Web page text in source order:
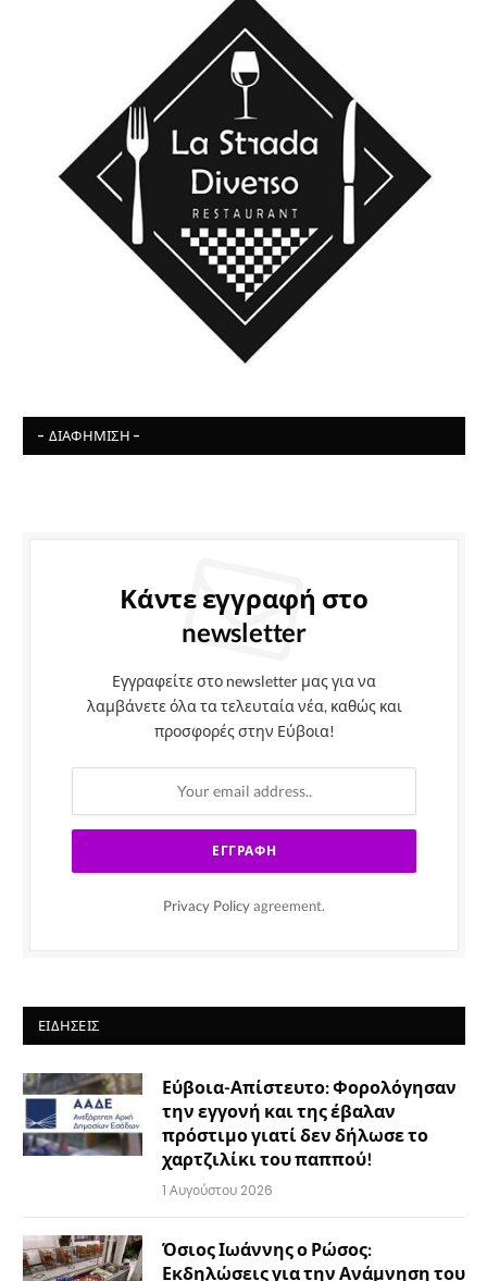
- ΔΙΑΦΉΜΙΣΗ -
Κάντε εγγραφή στο
newsletter
Εγγραφείτε στο newsletter μας για να
λαμβάνετε όλα τα τελευταία νέα, καθώς και
προσφορές στην Εύβοια!
Privacy Policy agreement.
ΕΙΔΉΣΕΙΣ
Εύβοια-Απίστευτο: Φορολόγησαν
την εγγονή και της έβαλαν
πρόστιμο γιατί δεν δήλωσε το
χαρτζιλίκι του παππού!
1 Αυγούστου 2026
Όσιος Ιωάννης ο Ρώσος:
Εκδηλώσεις για την Ανάμνηση του